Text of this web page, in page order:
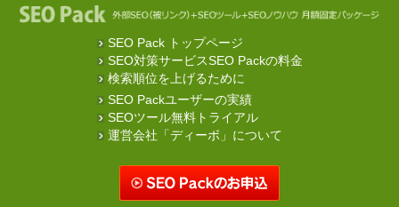
SEO Pack トップページ
SEO対策サービスSEO Packの料金
検索順位を上げるために
SEO Packユーザーの実績
SEOツール無料トライアル
運営会社「ディーボ」について